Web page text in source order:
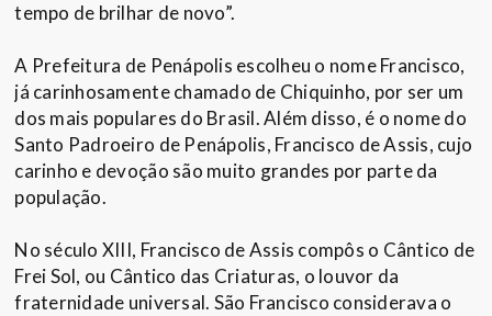
tempo de brilhar de novo”.
A Prefeitura de Penápolis escolheu o nome Francisco,
já carinhosamente chamado de Chiquinho, por ser um
dos mais populares do Brasil. Além disso, é o nome do
Santo Padroeiro de Penápolis, Francisco de Assis, cujo
carinho e devoção são muito grandes por parte da
população.
No século XIII, Francisco de Assis compôs o Cântico de
Frei Sol, ou Cântico das Criaturas, o louvor da
fraternidade universal. São Francisco considerava o